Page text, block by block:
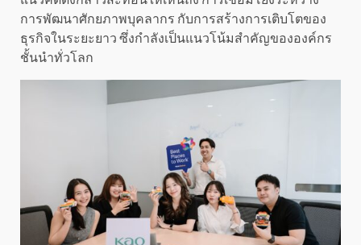
การพัฒนาศักยภาพบุคลากร กับการสร้างการเติบโตของ
ธุรกิจในระยะยาว ซึ่งกำลังเป็นแนวโน้มสำคัญขององค์กร
ชั้นนำทั่วโลก